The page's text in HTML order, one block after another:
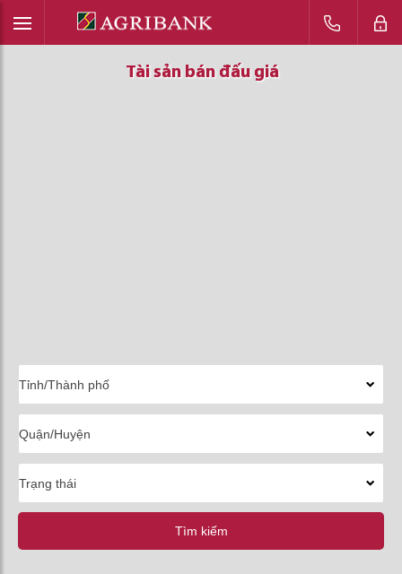
Tài sản bán đấu giá
Tài sản bán đấu giá
Tài sản bán đấu giá
Tìm kiếm